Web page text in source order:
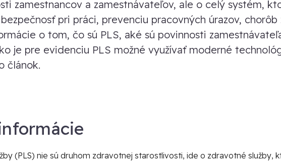
zamestnancov a zamestnávateľov, ale o celý systém,
pri práci, prevenciu pracovných úrazov, chorôb
o tom, čo sú PLS, aké sú povinnosti
je pre evidenciu PLS možné využívať moderné
článok.
(PLS) nie sú druhom zdravotnej starostlivosti, ide o zdravotné služby,